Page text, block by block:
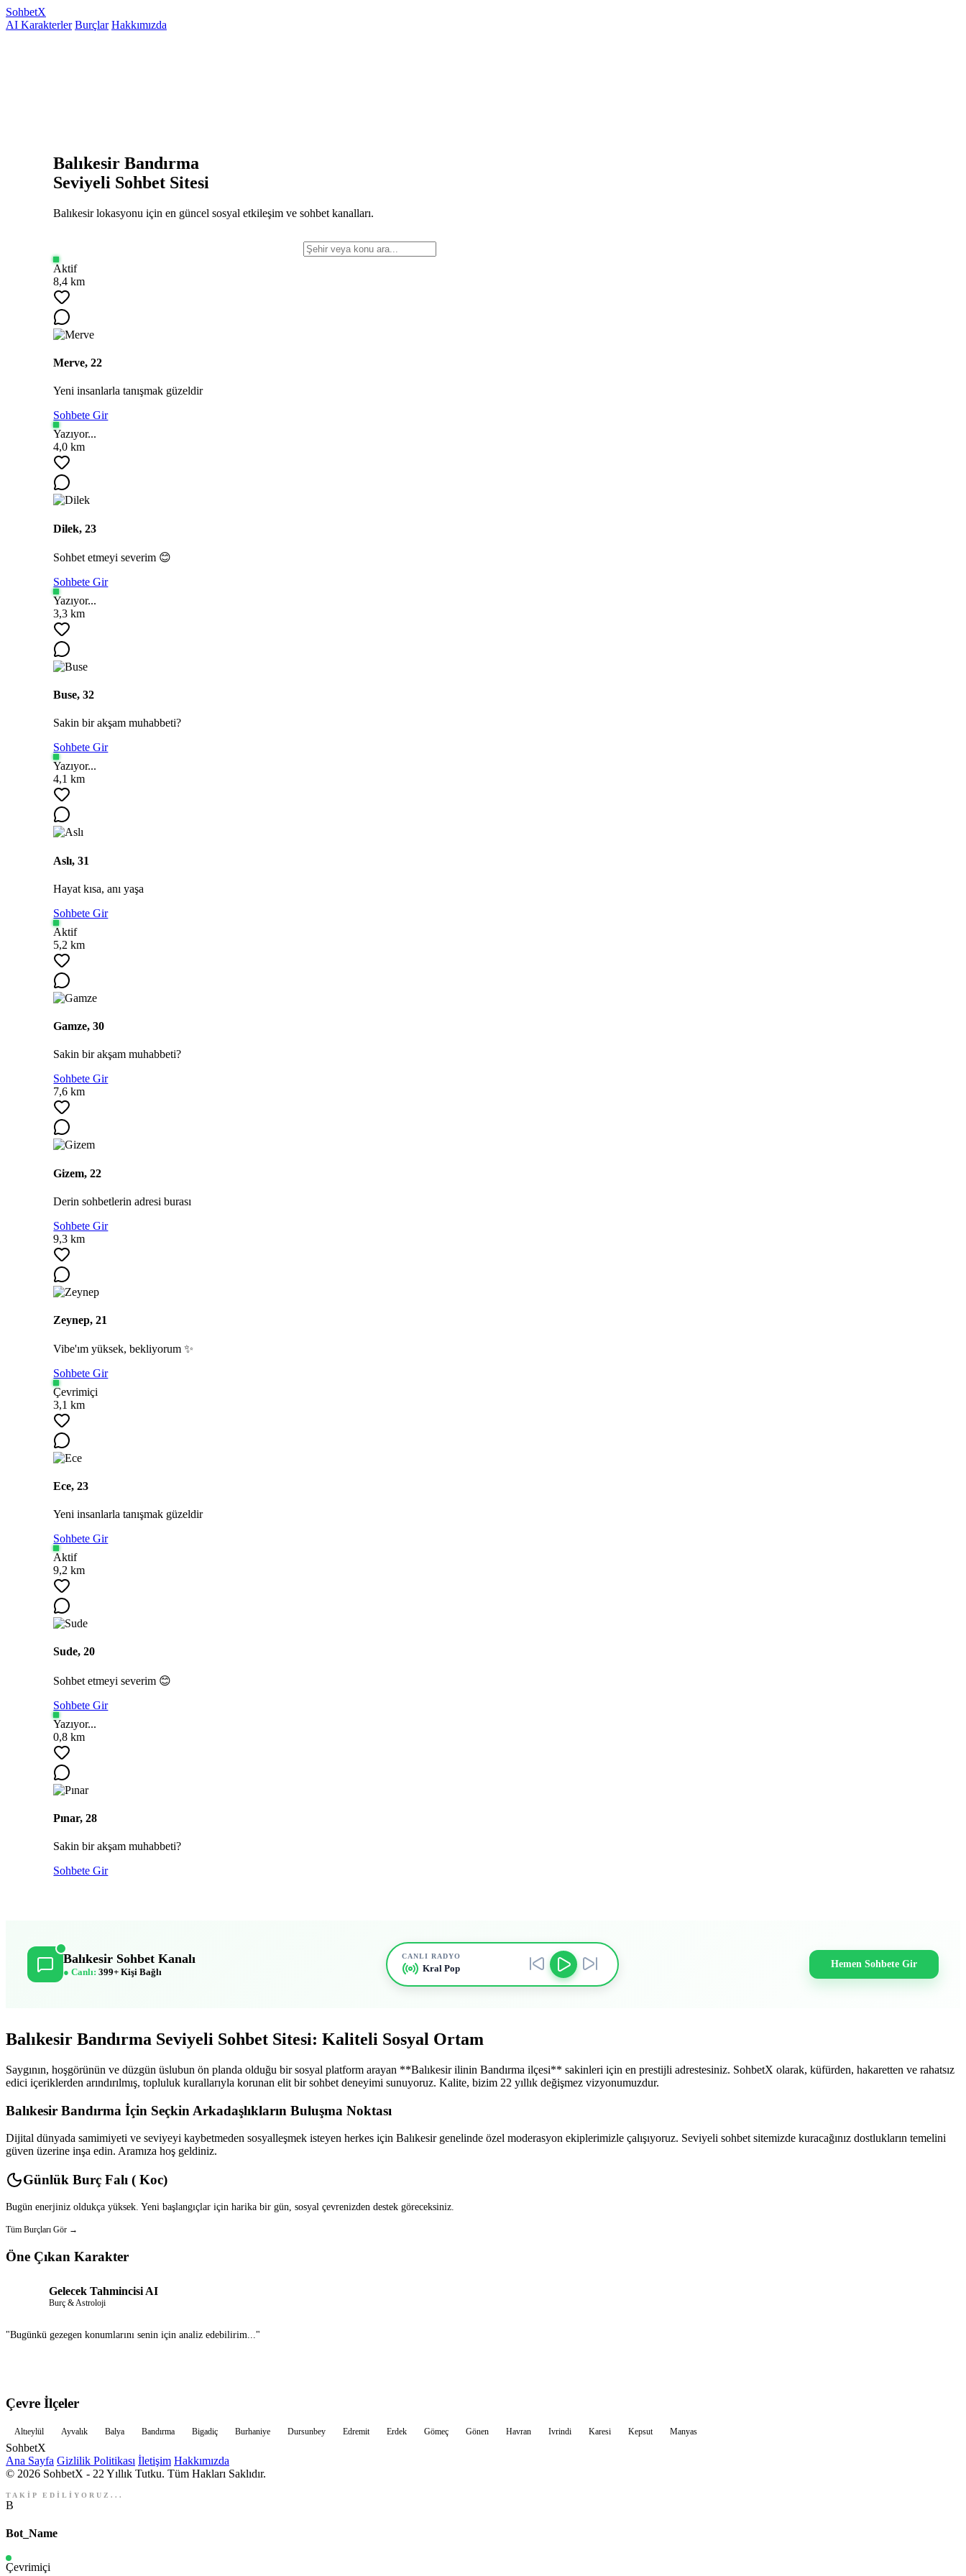
SohbetX
AI Karakterler Burçlar Hakkımızda
Balıkesir Bandırma
Seviyeli Sohbet Sitesi
Balıkesir lokasyonu için en güncel sosyal etkileşim ve sohbet kanalları.
Aktif
8,4 km
Merve, 22
Yeni insanlarla tanışmak güzeldir
Sohbete Gir
Yazıyor...
4,0 km
Dilek, 23
Sohbet etmeyi severim 😊
Sohbete Gir
Yazıyor...
3,3 km
Buse, 32
Sakin bir akşam muhabbeti?
Sohbete Gir
Yazıyor...
4,1 km
Aslı, 31
Hayat kısa, anı yaşa
Sohbete Gir
Aktif
5,2 km
Gamze, 30
Sakin bir akşam muhabbeti?
Sohbete Gir
7,6 km
Gizem, 22
Derin sohbetlerin adresi burası
Sohbete Gir
9,3 km
Zeynep, 21
Vibe'ım yüksek, bekliyorum ✨
Sohbete Gir
Çevrimiçi
3,1 km
Ece, 23
Yeni insanlarla tanışmak güzeldir
Sohbete Gir
Aktif
9,2 km
Sude, 20
Sohbet etmeyi severim 😊
Sohbete Gir
Yazıyor...
0,8 km
Pınar, 28
Sakin bir akşam muhabbeti?
Sohbete Gir
Balıkesir Sohbet Kanalı
● Canlı: 399+ Kişi Bağlı
CANLI RADYO
Kral Pop Hemen Sohbete Gir
Balıkesir Bandırma Seviyeli Sohbet Sitesi: Kaliteli Sosyal Ortam
Saygının, hoşgörünün ve düzgün üslubun ön planda olduğu bir sosyal platform arayan **Balıkesir ilinin Bandırma ilçesi** sakinleri için en prestijli adrestesiniz. SohbetX olarak, küfürden, hakaretten ve rahatsız
edici içeriklerden arındırılmış, topluluk kurallarıyla korunan elit bir sohbet deneyimi sunuyoruz. Kalite, bizim 22 yıllık değişmez vizyonumuzdur.
Balıkesir Bandırma İçin Seçkin Arkadaşlıkların Buluşma Noktası
Dijital dünyada samimiyeti ve seviyeyi kaybetmeden sosyalleşmek isteyen herkes için Balıkesir genelinde özel moderasyon ekiplerimizle çalışıyoruz. Seviyeli sohbet sitemizde kuracağınız dostlukların temelini
güven üzerine inşa edin. Aramıza hoş geldiniz.
Günlük Burç Falı ( Koc)
Bugün enerjiniz oldukça yüksek. Yeni başlangıçlar için harika bir gün, sosyal çevrenizden destek göreceksiniz.
Tüm Burçları Gör →
Öne Çıkan Karakter
Gelecek Tahmincisi AI
Burç & Astroloji
"Bugünkü gezegen konumlarını senin için analiz edebilirim..."
Çevre İlçeler
Altıeylül Ayvalık Balya Bandırma Bigadiç Burhaniye Dursunbey Edremit Erdek Gömeç Gönen Havran Ivrindi Karesi Kepsut Manyas
SohbetX
Ana Sayfa Gizlilik Politikası İletişim Hakkımızda
© 2026 SohbetX - 22 Yıllık Tutku. Tüm Hakları Saklıdır.
TAKİP EDİLİYORUZ...
B
Bot_Name
Çevrimiçi